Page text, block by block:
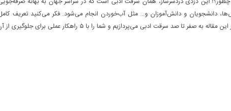
دانشجویان و دانش‌آموزان و… مثل آب‌خوردن انجام می‌شود. فکر می‌کنید تعریف
سرقت ادبی می‌پردازیم و شما را با ۵ راهکار عملی برای جلوگیری از آن آشنا می‌کنیم!